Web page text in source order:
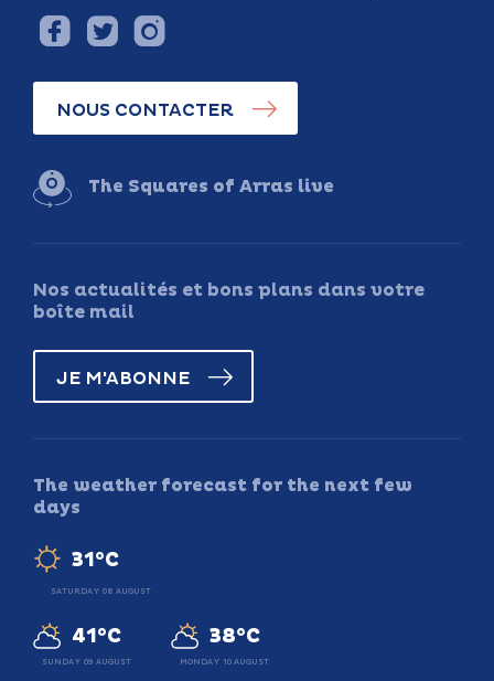
NOUS CONTACTER
The Squares of Arras live
Nos actualités et bons plans dans votre
boîte mail
JE M'ABONNE
The weather forecast for the next few
days
31°C
SATURDAY 08 AUGUST
41°C
SUNDAY 09 AUGUST
38°C
MONDAY 10 AUGUST